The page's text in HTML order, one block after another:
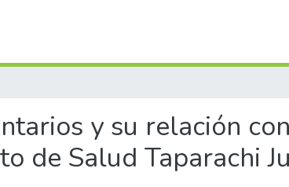
y su relación
de Salud Taparachi